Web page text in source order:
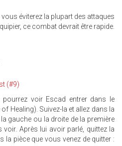
éviterez la plupart des attaques
ce combat devrait être rapide.
(#9)
voir Escad entrer dans le
Healing). Suivez-la et allez dans la
gauche ou la droite de la première
Après lui avoir parlé, quittez la
la pièce que vous venez de quitter :